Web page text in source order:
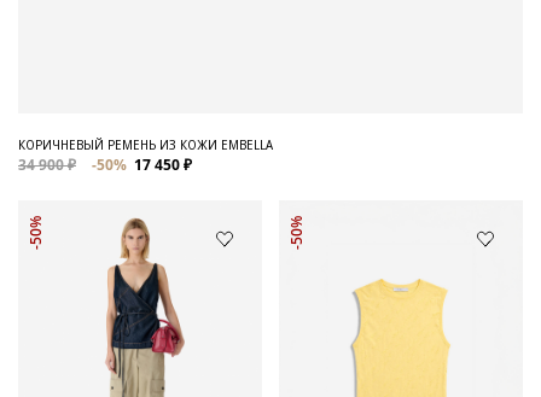
КОРИЧНЕВЫЙ РЕМЕНЬ ИЗ КОЖИ EMBELLA
34 900 ₽ -50% 17 450 ₽
-50% -50%